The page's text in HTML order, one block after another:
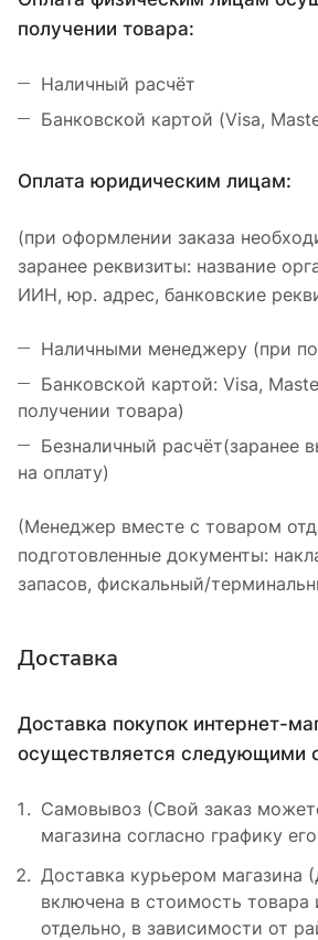
получении товара:
Наличный расчёт
Банковской картой (Visa,
Оплата юридическим лицам:
(при оформлении заказа
заранее реквизиты: название
ИИН, юр. адрес, банковские
Наличными менеджеру (при
Банковской картой: Visa,
получении товара)
Безналичный расчёт(заранее
на оплату)
(Менеджер вместе с товаром
подготовленные документы:
запасов, фискальный/
Доставка
Доставка покупок интернет-
осуществляется следующими
Самовывоз (Свой заказ
магазина согласно графику
Доставка курьером магазина
включена в стоимость товара
отдельно, в зависимости от